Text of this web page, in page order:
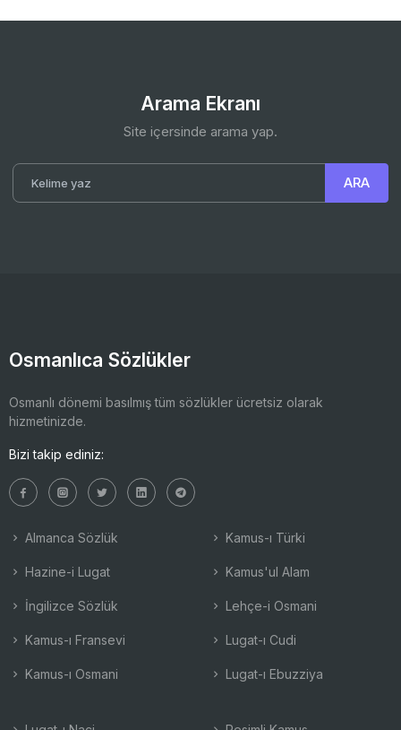
Arama Ekranı
Site içersinde arama yap.
Osmanlıca Sözlükler
Osmanlı dönemi basılmış tüm sözlükler ücretsiz olarak
hizmetinizde.
Bizi takip ediniz:
Almanca Sözlük
Hazine-i Lugat
İngilizce Sözlük
Kamus-ı Fransevi
Kamus-ı Osmani
Kamus-ı Türki
Kamus'ul Alam
Lehçe-i Osmani
Lugat-ı Cudi
Lugat-ı Ebuzziya